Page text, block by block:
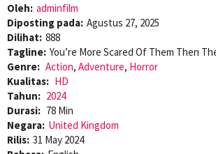
Oleh: adminfilm
Diposting pada: Agustus 27, 2025
Dilihat: 888
Tagline: You’re More Scared Of Them Then
Genre: Action, Adventure, Horror
Kualitas: HD
Tahun: 2024
Durasi: 78 Min
Negara: United Kingdom
Rilis: 31 May 2024